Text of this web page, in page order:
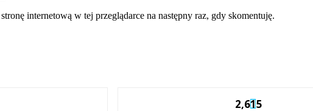
internetową w tej przeglądarce na następny raz, gdy skomentuję.
2,615